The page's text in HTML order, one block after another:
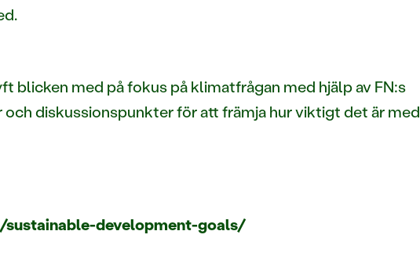
blicken med på fokus på klimatfrågan med hjälp av FN:s
diskussionspunkter för att främja hur viktigt det är med
development-goals/